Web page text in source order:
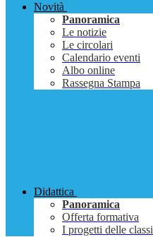
Novità
Panoramica
Le notizie
Le circolari
Calendario eventi
Albo online
Rassegna Stampa
Didattica
Panoramica
Offerta formativa
I progetti delle classi